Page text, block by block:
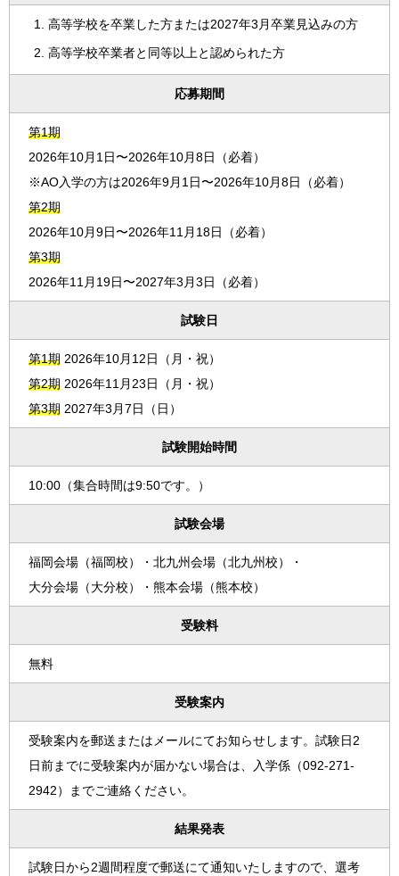
高等学校を卒業した方または2027年3月卒業見込みの方
高等学校卒業者と同等以上と認められた方
応募期間
第1期
2026年10月1日〜2026年10月8日（必着）
※AO入学の方は2026年9月1日〜2026年10月8日（必着）
第2期
2026年10月9日〜2026年11月18日（必着）
第3期
2026年11月19日〜2027年3月3日（必着）
試験日
第1期 2026年10月12日（月・祝）
第2期 2026年11月23日（月・祝）
第3期 2027年3月7日（日）
試験開始時間
10:00（集合時間は9:50です。）
試験会場
福岡会場（福岡校）・北九州会場（北九州校）・
大分会場（大分校）・熊本会場（熊本校）
受験料
無料
受験案内
受験案内を郵送またはメールにてお知らせします。試験日2
日前までに受験案内が届かない場合は、入学係（092-271-
2942）までご連絡ください。
結果発表
試験日から2週間程度で郵送にて通知いたしますので、選考